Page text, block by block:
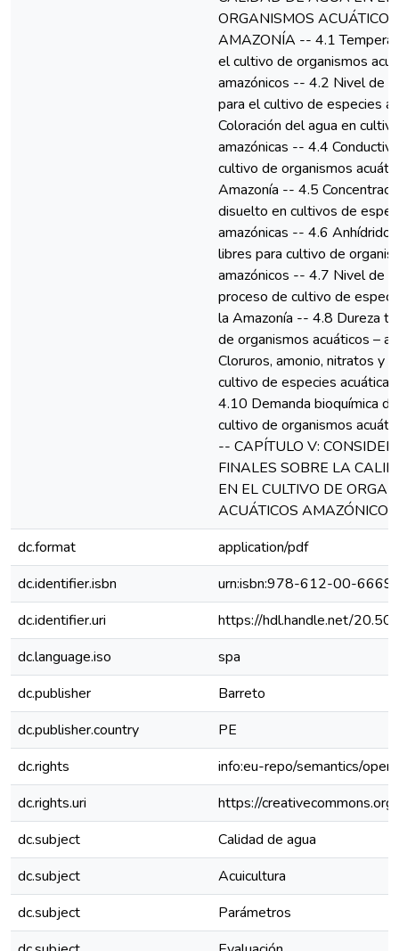
ORGANISMOS
AMAZONÍA -- 4.1
el cultivo de organismos
amazónicos -- 4.2 Nivel de
para el cultivo de especies
Coloración del agua en
amazónicas -- 4.4
cultivo de organismos
Amazonía -- 4.5
disuelto en cultivos de
amazónicas -- 4.6
libres para cultivo de
amazónicos -- 4.7 Nivel de
proceso de cultivo de
la Amazonía -- 4.8 Dureza
de organismos acuáticos –
Cloruros, amonio, nitratos y
cultivo de especies
4.10 Demanda bioquímica
cultivo de organismos
-- CAPÍTULO V:
FINALES SOBRE LA
EN EL CULTIVO DE
ACUÁTICOS AMAZÓNICOS
dc.format
application/pdf
dc.identifier.isbn
urn:isbn:978-612-00-
dc.identifier.uri
https://hdl.handle.net/
dc.language.iso
spa
dc.publisher
Barreto
dc.publisher.country
PE
dc.rights
info:eu-repo/semantics/
dc.rights.uri
https://
dc.subject
Calidad de agua
dc.subject
Acuicultura
dc.subject
Parámetros